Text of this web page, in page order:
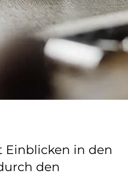
Einblicken in den
den